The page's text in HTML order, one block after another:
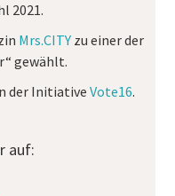
2021.
Mrs.CITYzu einer der
gewählt.
der InitiativeVote16.
auf: